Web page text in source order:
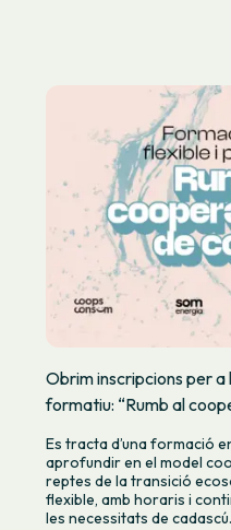
Obrim inscripcions per a
formatiu: “Rumb al
Es tracta d’una formació
aprofundir en el model
reptes de la transició
flexible, amb horaris i
les necessitats de cadascú.